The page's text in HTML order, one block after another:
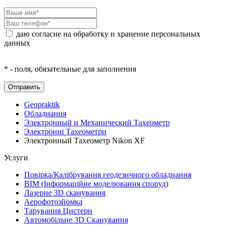
даю согласие на обработку и хранение персональных
данных
* - поля, обязательные для заполнения
Geopraktik
Обладнання
Электронный и Механический Тахеометр
Электронні Тахеометри
Электронный Тахеометр Nikon XF
Услуги
Повірка/Калібрування геодезичного обладнання
BIM (Інформаційне моделювання споруд)
Лазерне 3D сканування
Аерофотозйомка
Тарування Цистерн
Автомобільне 3D Сканування